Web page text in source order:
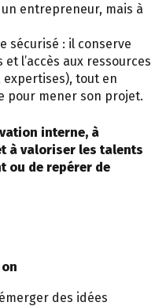
entrepreneur, mais à
sécurisé : il conserve
l’accès aux ressources
tout en
pour mener son projet.
interne, à
à valoriser les talents
ou de repérer de
des idées